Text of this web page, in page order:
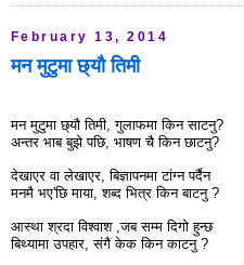
February 13, 2014
मन मुटुमा छ्यौ तिमी
मन मुटुमा छ्यौ तिमी, गुलाफमा किन साटनु?
अन्तर भाब बुझे पछि, भाषण चै किन छाटनु?
देखाएर वा लेखाएर, बिज्ञापनमा टांग्न पर्दैन
मनमै भए'छि माया, शब्द भित्र किन बाटनु ?
आस्था श्रदा विश्वाश ,जब सम्म दिगो हुन्छ
बिथ्यामा उपहार, संगै केक किन काटनु ?